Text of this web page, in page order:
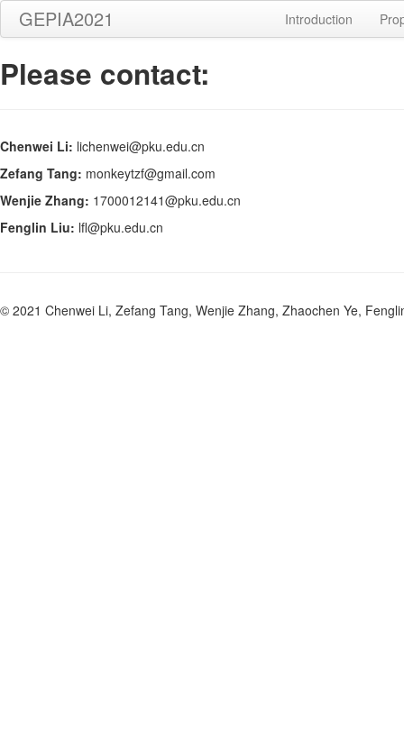
GEPIA2021 Introduction
Please contact:
Chenwei Li: lichenwei@pku.edu.cn
Zefang Tang: monkeytzf@gmail.com
Wenjie Zhang: 1700012141@pku.edu.cn
Fenglin Liu: lfl@pku.edu.cn
© 2021 Chenwei Li, Zefang Tang, Wenjie Zhang, Zhaochen Ye,